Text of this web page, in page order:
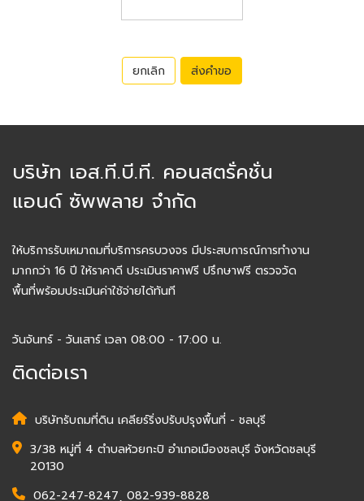
ยกเลิก ส่งคำขอ
บริษัท เอส.ที.บี.ที. คอนสตรั่คชั่น
แอนด์ ซัพพลาย จำกัด
ให้บริการรับเหมาถมที่บริการครบวงจร มีประสบการณ์การทำงาน
มากกว่า 16 ปี ให้ราคาดี ประเมินราคาฟรี ปรึกษาฟรี ตรวจวัด
พื้นที่พร้อมประเมินค่าใช้จ่ายได้ทันที
วันจันทร์ - วันเสาร์ เวลา 08:00 - 17:00 น.
ติดต่อเรา
บริษัทรับถมที่ดิน เคลียร์ริ่งปรับปรุงพื้นที่ - ชลบุรี
3/38 หมู่ที่ 4 ตำบลห้วยกะปิ อำเภอเมืองชลบุรี จังหวัดชลบุรี
20130
062-247-8247, 082-939-8828